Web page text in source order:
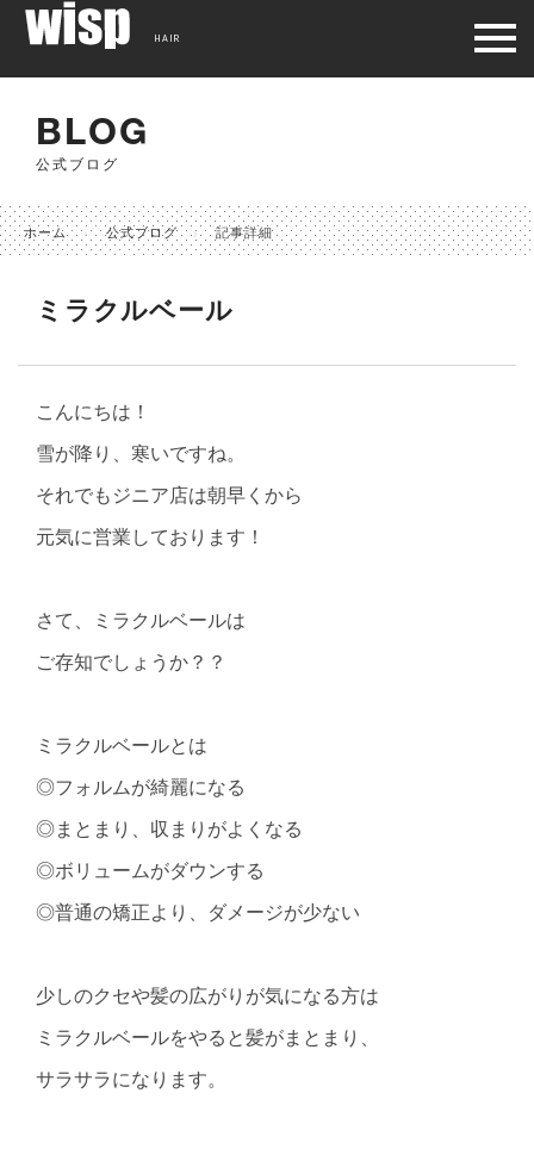
BLOG
公式ブログ
ホーム 公式ブログ 記事詳細
ミラクルベール
こんにちは！
雪が降り、寒いですね。
それでもジニア店は朝早くから
元気に営業しております！
さて、ミラクルベールは
ご存知でしょうか？？
ミラクルベールとは
◎フォルムが綺麗になる
◎まとまり、収まりがよくなる
◎ボリュームがダウンする
◎普通の矯正より、ダメージが少ない
少しのクセや髪の広がりが気になる方は
ミラクルベールをやると髪がまとまり、
サラサラになります。
HAIR